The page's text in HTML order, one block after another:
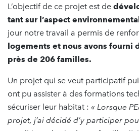
L’objectif de ce projet est de
tant sur l’aspect
jour notre travail a permis de
logements et nous avons fourni
près de 206 familles.
Un projet qui se veut participatif
ont pu assister à des formations
sécuriser leur habitat : « Lorsque
projet, j’ai décidé d’y participer